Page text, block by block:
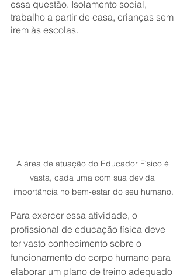
essa questão. Isolamento social,
trabalho a partir de casa, crianças sem
irem às escolas.
A área de atuação do Educador Físico é
vasta, cada uma com sua devida
importância no bem-estar do seu humano.
Para exercer essa atividade, o
profissional de educação física deve
ter vasto conhecimento sobre o
funcionamento do corpo humano para
elaborar um plano de treino adequado